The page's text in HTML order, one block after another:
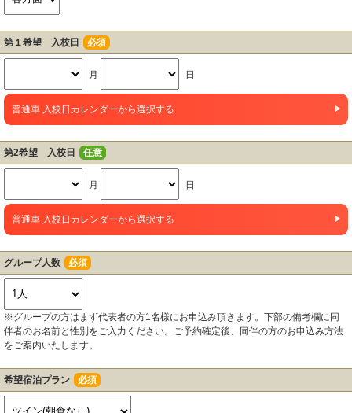
第１希望 入校日 必須
月 日
普通車 入校日カレンダーから選択する
第2希望 入校日 任意
月 日
普通車 入校日カレンダーから選択する
グループ人数 必須
※グループの方はまず代表者の方1名様にお申込み頂きます。下部の備考欄に同
伴者のお名前と性別をご入力ください。ご予約確定後、同伴の方のお申込み方法
をご案内いたします。
希望宿泊プラン 必須